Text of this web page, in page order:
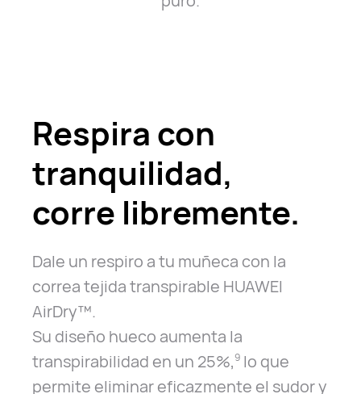
Respira con
tranquilidad,
corre libremente.
Dale un respiro a tu muñeca con la
correa tejida transpirable HUAWEI
AirDry™.
Su diseño hueco aumenta la
transpirabilidad en un 25%,9lo que
permite eliminar eficazmente el sudor y